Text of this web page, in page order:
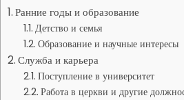
Ранние годы и образование
Детство и семья
Образование и научные интересы
Служба и карьера
Поступление в университет
Работа в церкви и другие